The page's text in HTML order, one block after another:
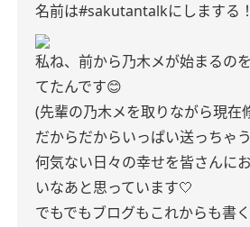
名前は#sakutantalkにしまする
私ね、前から乃木メが始まるの
てたんです😊
(先輩の乃木メを取りながら現在
だからだからいっぱい送っちゃ
何気ない日々の幸せを皆さんに
いなあと思っています🤍
でもでもブログもこれからも書